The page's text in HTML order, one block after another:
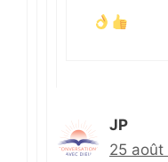
JP
25 août